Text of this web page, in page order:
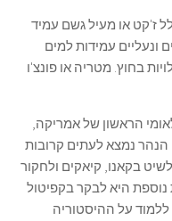
ז'קט או מעיל גשם עמיד
ונעליים עמידות למים
בחוץ. מטריה או פונצ'ו
הראשון של אמריקה,
נמצא לעתים קרובות
בקאנו, קיאקים ולחקור
היא לבקר בקפיטול
על ההיסטוריה